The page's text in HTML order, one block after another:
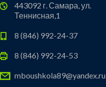
443092 г. Самара, ул.
Теннисная,1
8 (846) 992-24-37
8 (846) 992-24-53
mboushkola89@yandex.ru